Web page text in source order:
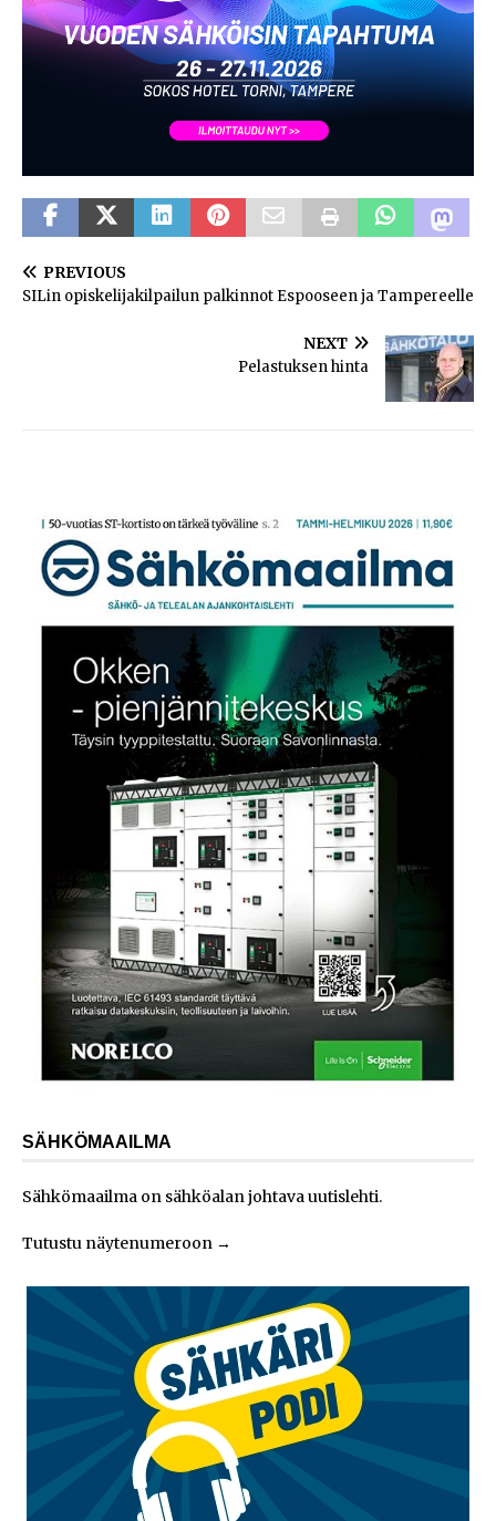
PREVIOUS
SILin opiskelijakilpailun palkinnot Espooseen ja Tampereelle
NEXT
Pelastuksen hinta
SÄHKÖMAAILMA
Sähkömaailma on sähköalan johtava uutislehti.
Tutustu näytenumeroon →